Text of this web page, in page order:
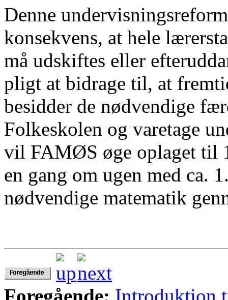
Denne
konsekvens, at hele
må udskiftes eller
pligt at bidrage til, at
besidder de nødvendige
Folkeskolen og varetage
vil FAMØS øge oplaget til
en gang om ugen med ca.
nødvendige matematik
Foregående: Introduktion